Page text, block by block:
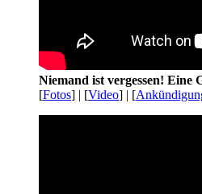
Niemand ist vergessen! Eine
[Fotos] | [Video] | [